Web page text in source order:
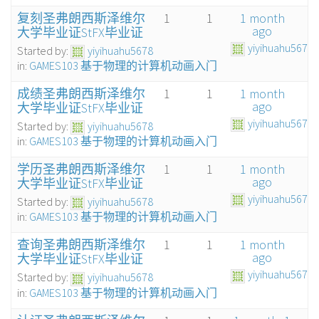
复刻圣弗朗西斯泽维尔
大学毕业证StFX毕业证
Started by:
yiyihuahu5678
in: GAMES103 基于物理的计算机动画入门
1 1 1 month
ago
yiyihuahu5678
成绩圣弗朗西斯泽维尔
大学毕业证StFX毕业证
Started by:
yiyihuahu5678
in: GAMES103 基于物理的计算机动画入门
1 1 1 month
ago
yiyihuahu5678
学历圣弗朗西斯泽维尔
大学毕业证StFX毕业证
Started by:
yiyihuahu5678
in: GAMES103 基于物理的计算机动画入门
1 1 1 month
ago
yiyihuahu5678
查询圣弗朗西斯泽维尔
大学毕业证StFX毕业证
Started by:
yiyihuahu5678
in: GAMES103 基于物理的计算机动画入门
1 1 1 month
ago
yiyihuahu5678